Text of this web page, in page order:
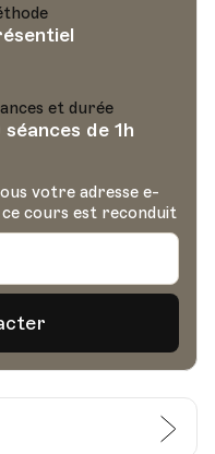
et durée
séances de 1h
votre adresse e-
cours est reconduit